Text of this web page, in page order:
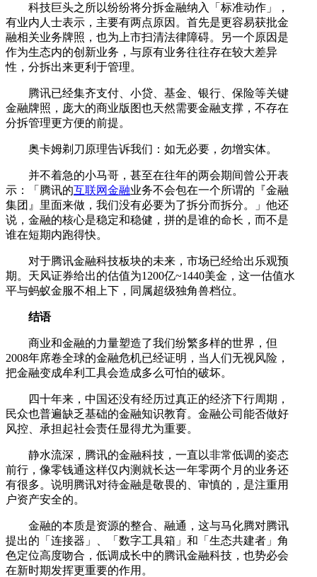
科技巨头之所以纷纷将分拆金融纳入「标准动作」，
有业内人士表示，主要有两点原因。首先是更容易获批金
融相关业务牌照，也为上市扫清法律障碍。另一个原因是
作为生态内的创新业务，与原有业务往往存在较大差异
性，分拆出来更利于管理。
腾讯已经集齐支付、小贷、基金、银行、保险等关键
金融牌照，庞大的商业版图也天然需要金融支撑，不存在
分拆管理更方便的前提。
奥卡姆剃刀原理告诉我们：如无必要，勿增实体。
并不着急的小马哥，甚至在往年的两会期间曾公开表
示：「腾讯的互联网金融业务不会包在一个所谓的『金融
集团』里面来做，我们没有必要为了拆分而拆分。」他还
说，金融的核心是稳定和稳健，拼的是谁的命长，而不是
谁在短期内跑得快。
对于腾讯金融科技板块的未来，市场已经给出乐观预
期。天风证券给出的估值为1200亿~1440美金，这一估值水
平与蚂蚁金服不相上下，同属超级独角兽档位。
结语
商业和金融的力量塑造了我们纷繁多样的世界，但
2008年席卷全球的金融危机已经证明，当人们无视风险，
把金融变成牟利工具会造成多么可怕的破坏。
四十年来，中国还没有经历过真正的经济下行周期，
民众也普遍缺乏基础的金融知识教育。金融公司能否做好
风控、承担起社会责任显得尤为重要。
静水流深，腾讯的金融科技，一直以非常低调的姿态
前行，像零钱通这样仅内测就长达一年零两个月的业务还
有很多。说明腾讯对待金融是敬畏的、审慎的，是注重用
户资产安全的。
金融的本质是资源的整合、融通，这与马化腾对腾讯
提出的「连接器」、「数字工具箱」和「生态共建者」角
色定位高度吻合，低调成长中的腾讯金融科技，也势必会
在新时期发挥更重要的作用。